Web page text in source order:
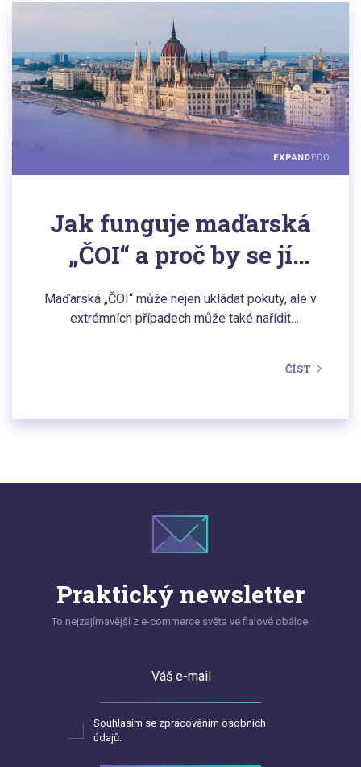
Jak funguje maďarská
„ČOI“ a proč by se jí
české e-shopy měly
obávat?
Maďarská „ČOI“ může nejen ukládat pokuty, ale v
extrémních případech může také nařídit
zobrazení cen a slev, ale také recenze a proces
ČÍST
Praktický newsletter
To nejzajímavější z e-commerce světa ve fialové obálce.
Váš e-mail
Souhlasím se zpracováním osobních
údajů.